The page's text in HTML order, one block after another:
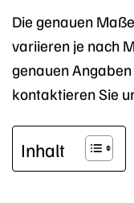
Die genauen
variieren je nach
genauen
kontaktieren Sie
Inhalt